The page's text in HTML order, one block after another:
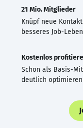
21 Mio. Mitglieder
Knüpf neue
besseres Job-
Kostenlos
Schon als Basis-
deutlich